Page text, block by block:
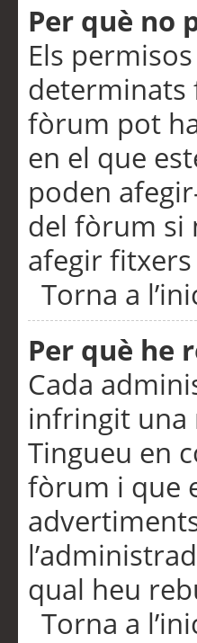
Per què no
Els
determinats
fòrum pot
en el que
poden
del fòrum si
afegir
Torna a
Per què he
Cada
infringit una
Tingueu en
fòrum i que
qual heu
Torna a